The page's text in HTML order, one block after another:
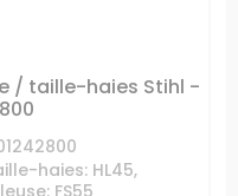
/ taille-haies Stihl -
haies: HL45,
FS55